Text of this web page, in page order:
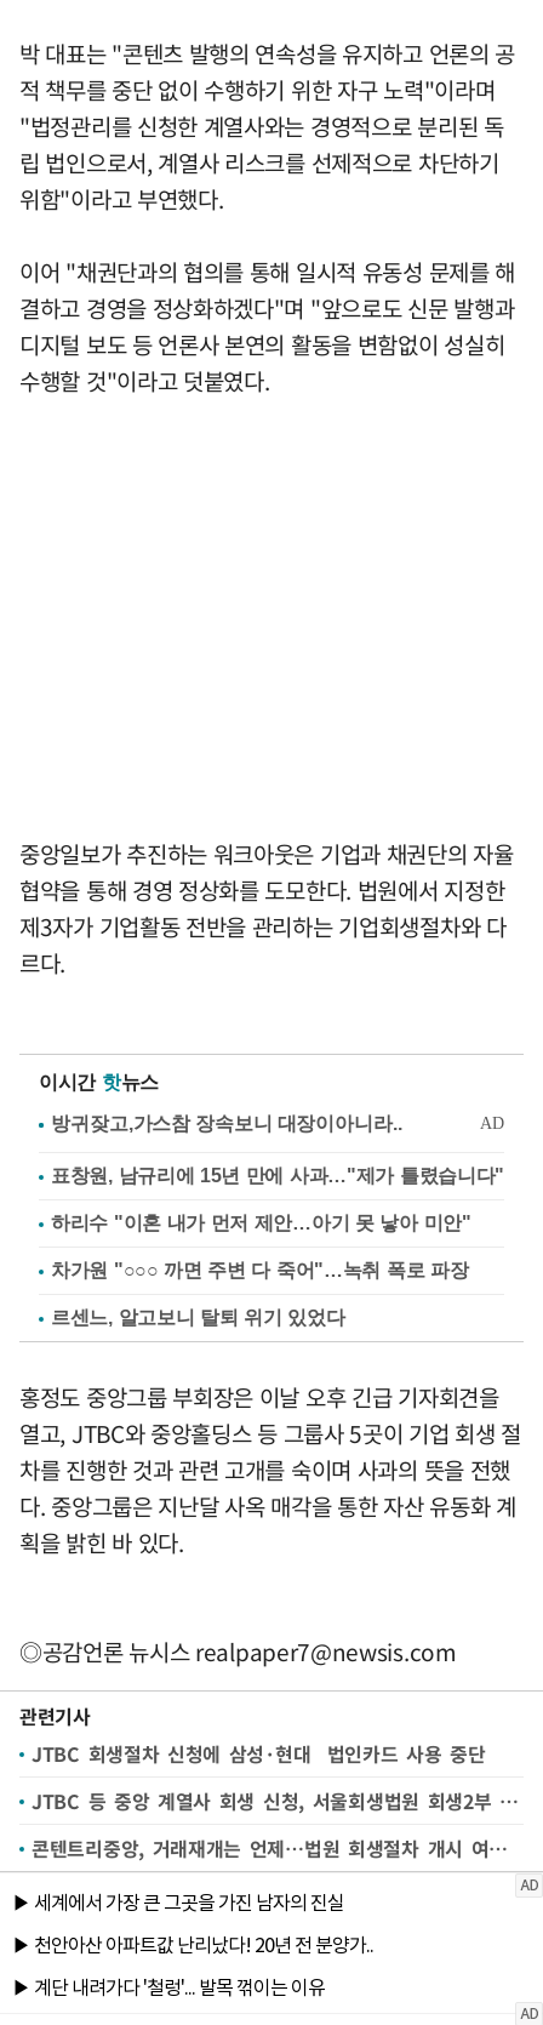
박 대표는 "콘텐츠 발행의 연속성을 유지하고 언론의 공
적 책무를 중단 없이 수행하기 위한 자구 노력"이라며
"법정관리를 신청한 계열사와는 경영적으로 분리된 독
립 법인으로서, 계열사 리스크를 선제적으로 차단하기
위함"이라고 부연했다.
이어 "채권단과의 협의를 통해 일시적 유동성 문제를 해
결하고 경영을 정상화하겠다"며 "앞으로도 신문 발행과
디지털 보도 등 언론사 본연의 활동을 변함없이 성실히
수행할 것"이라고 덧붙였다.
중앙일보가 추진하는 워크아웃은 기업과 채권단의 자율
협약을 통해 경영 정상화를 도모한다. 법원에서 지정한
제3자가 기업활동 전반을 관리하는 기업회생절차와 다
르다.
이시간 핫뉴스
표창원, 남규리에 15년 만에 사과…"제가 틀렸습니다"
하리수 "이혼 내가 먼저 제안…아기 못 낳아 미안"
차가원 "○○○ 까면 주변 다 죽어"…녹취 폭로 파장
르센느, 알고보니 탈퇴 위기 있었다
홍정도 중앙그룹 부회장은 이날 오후 긴급 기자회견을
열고, JTBC와 중앙홀딩스 등 그룹사 5곳이 기업 회생 절
차를 진행한 것과 관련 고개를 숙이며 사과의 뜻을 전했
다. 중앙그룹은 지난달 사옥 매각을 통한 자산 유동화 계
획을 밝힌 바 있다.
◎공감언론 뉴시스realpaper7@newsis.com
관련기사
JTBC 회생절차 신청에 삼성·현대 법인카드 사용 중단
JTBC 등 중앙 계열사 회생 신청, 서울회생법원 회생2부 배당(종합)
콘텐트리중앙, 거래재개는 언제…법원 회생절차 개시 여부에 달려